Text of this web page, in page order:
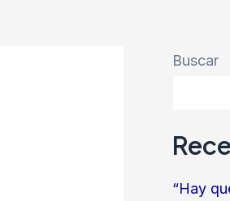
Buscar
“Hay